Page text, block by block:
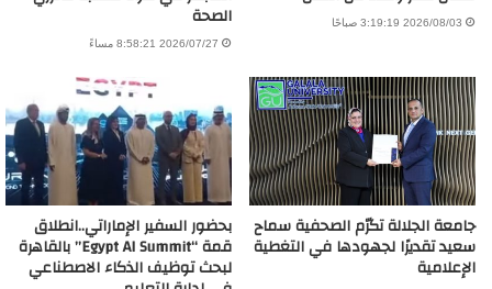
2026/08/03 3:19:19 صباحًا الصحة
2026/07/27 8:58:21 مساءً
جامعة الجلالة تكرّم الصحفية سماح
سعيد تقديرًا لجهودها في التغطية
الإعلامية
بحضور السفير الإماراتي..انطلاق
قمة “Egypt AI Summit” بالقاهرة
لبحث توظيف الذكاء الاصطناعي